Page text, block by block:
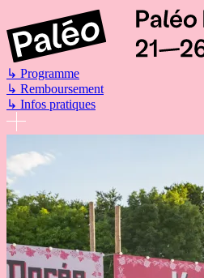
au
contenu
principal
↳ Programme
↳ Remboursement
↳ Infos pratiques